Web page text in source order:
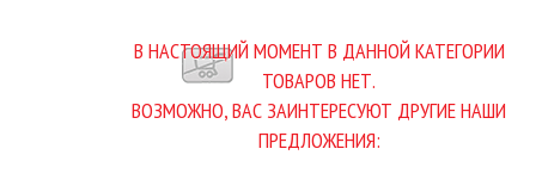
В НАСТОЯЩИЙ МОМЕНТ В ДАННОЙ КАТЕГОРИИ
ТОВАРОВ НЕТ.
ВОЗМОЖНО, ВАС ЗАИНТЕРЕСУЮТ ДРУГИЕ НАШИ
ПРЕДЛОЖЕНИЯ: